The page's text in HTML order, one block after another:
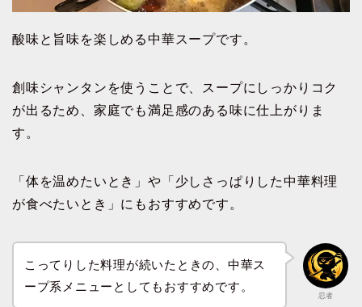
酸味と旨味を楽しめる中華スープです。
創味シャンタンを使うことで、スープにしっかりコク
が出るため、家庭でも満足感のある味に仕上がりま
す。
「体を温めたいとき」や「少しさっぱりした中華料理
が食べたいとき」にもおすすめです。
忍者
こってりした料理が続いたときの、中華ス
ープ系メニューとしてもおすすめです。